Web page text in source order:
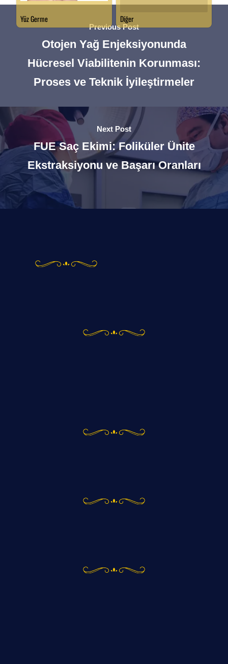
Previous Post
Otojen Yağ Enjeksiyonunda
Hücresel Viabilitenin Korunması:
Proses ve Teknik İyileştirmeler
Next Post
FUE Saç Ekimi: Foliküler Ünite
Ekstraksiyonu ve Başarı Oranları